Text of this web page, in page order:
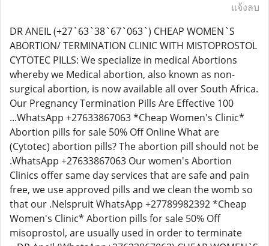
แจ้งลบ
DR ANEIL (+27`63`38`67`063`) CHEAP WOMEN`S
ABORTION/ TERMINATION CLINIC WITH MISTOPROSTOL
CYTOTEC PILLS: We specialize in medical Abortions
whereby we Medical abortion, also known as non-
surgical abortion, is now available all over South Africa.
Our Pregnancy Termination Pills Are Effective 100
...WhatsApp +27633867063 *Cheap Women's Clinic*
Abortion pills for sale 50% Off Online What are
(Cytotec) abortion pills? The abortion pill should not be
.WhatsApp +27633867063 Our women's Abortion
Clinics offer same day services that are safe and pain
free, we use approved pills and we clean the womb so
that our .Nelspruit WhatsApp +27789982392 *Cheap
Women's Clinic* Abortion pills for sale 50% Off
misoprostol, are usually used in order to terminate